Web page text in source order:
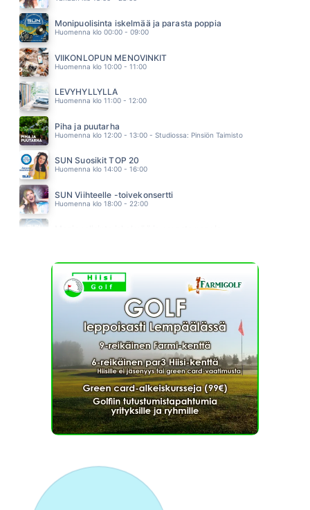
BEATLES
08.43
MARISKA
08.38
Monipuolisinta iskelmää ja parasta poppia
Huomenna klo 00:00 - 09:00
VIIKONLOPUN MENOVINKIT
Huomenna klo 10:00 - 11:00
LEVYHYLLYLLÄ
Huomenna klo 11:00 - 12:00
Piha ja puutarha
Huomenna klo 12:00 - 13:00 - Studiossa: Pinsiön Taimisto
SUN Suosikit TOP 20
Huomenna klo 14:00 - 16:00
SUN Viihteelle -toivekonsertti
Huomenna klo 18:00 - 22:00